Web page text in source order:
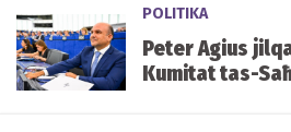
POLITIKA
Peter Agius
Kumitat tas-